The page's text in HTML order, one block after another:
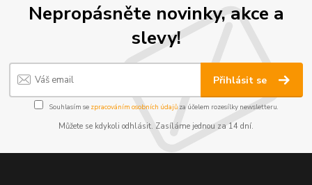
Nepropásněte novinky, akce a
slevy!
Přihlásit se
Souhlasím se zpracováním osobních údajůza účelem rozesílky newsletteru.
Můžete se kdykoli odhlásit. Zasíláme jednou za 14 dní.